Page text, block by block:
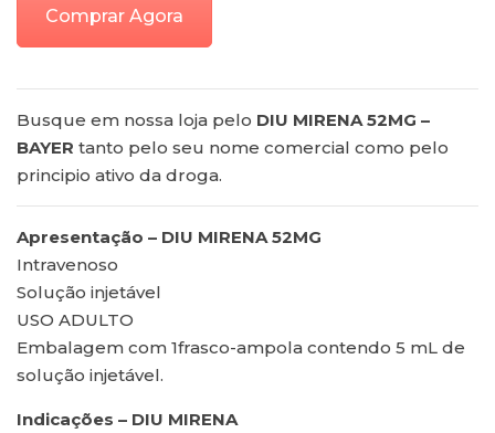
Comprar Agora
Busque em nossa loja pelo DIU MIRENA 52MG –
BAYER tanto pelo seu nome comercial como pelo
principio ativo da droga.
Apresentação – DIU MIRENA 52MG
Intravenoso
Solução injetável
USO ADULTO
Embalagem com 1frasco-ampola contendo 5 mL de
solução injetável.
Indicações – DIU MIRENA